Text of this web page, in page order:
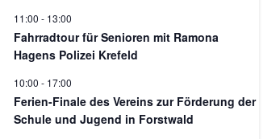
11:00 - 13:00
Fahrradtour für Senioren mit Ramona
Hagens Polizei Krefeld
10:00 - 17:00
Ferien-Finale des Vereins zur Förderung der
Schule und Jugend in Forstwald